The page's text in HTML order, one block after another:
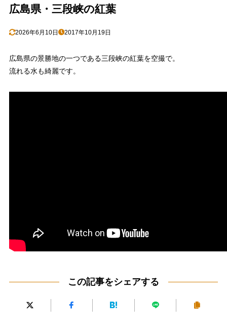
広島県・三段峡の紅葉
2026年6月10日 2017年10月19日
広島県の景勝地の一つである三段峡の紅葉を空撮で。
流れる水も綺麗です。
この記事をシェアする